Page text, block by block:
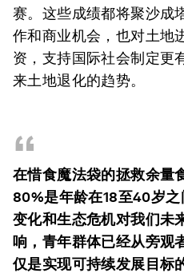
赛。这些成绩都将聚沙成
作和商业机会，也对土地
资，支持国际社会制定更
来土地退化的趋势。
“
在惜食魔法袋的拯救余量
80%是年龄在18至40岁之
变化和生态危机对我们未
响，青年群体已经从旁观
仅是实现可持续发展目标